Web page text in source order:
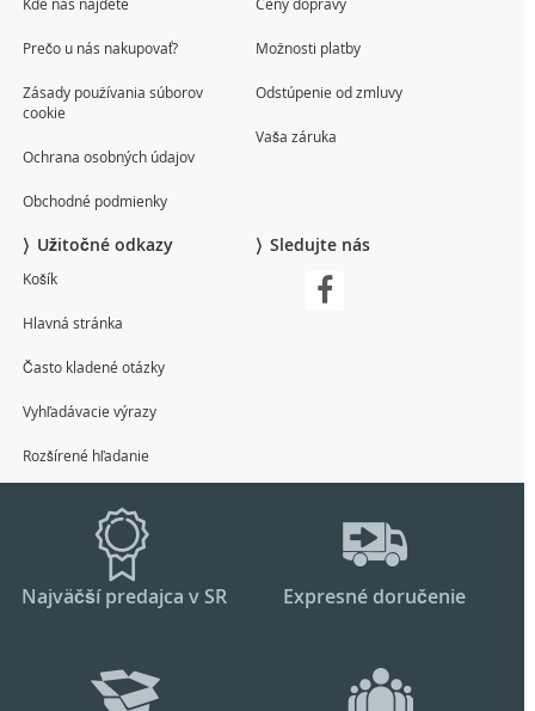
Prečo u nás nakupovať?
Zásady používania súborov
cookie
Ochrana osobných údajov
Obchodné podmienky
Možnosti platby
Odstúpenie od zmluvy
Vaša záruka
Užitočné odkazy
Košík
Hlavná stránka
Často kladené otázky
Vyhľadávacie výrazy
Rozšírené hľadanie
Sledujte nás
Najväčší predajca v SR Expresné doručenie